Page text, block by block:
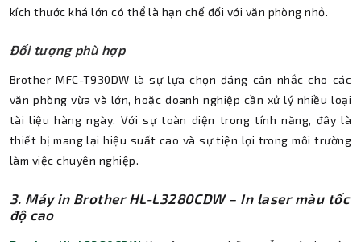
kích thước khá lớn có thể là hạn chế đối với văn phòng nhỏ.
Đối tượng phù hợp
Brother MFC-T930DW là sự lựa chọn đáng cân nhắc cho các
văn phòng vừa và lớn, hoặc doanh nghiệp cần xử lý nhiều loại
tài liệu hàng ngày. Với sự toàn diện trong tính năng, đây là
thiết bị mang lại hiệu suất cao và sự tiện lợi trong môi trường
làm việc chuyên nghiệp.
3. Máy in Brother HL-L3280CDW – In laser màu tốc
độ cao